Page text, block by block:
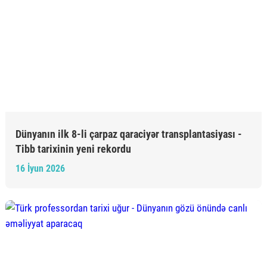
Dünyanın ilk 8-li çarpaz qaraciyər transplantasiyası -
Tibb tarixinin yeni rekordu
16 İyun 2026